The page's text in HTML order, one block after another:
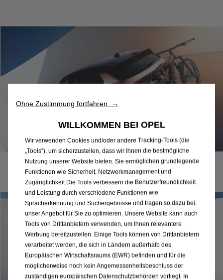
Opel Original Zubehör
Ohne Zustimmung fortfahren →
WILLKOMMEN BEI OPEL
Wir verwenden Cookies und/oder andere Tracking-Tools (die
„Tools“), um sicherzustellen, dass wir Ihnen die bestmögliche
Nutzung unserer Website bieten. Sie ermöglichen grundlegende
Funktionen wie Sicherheit, Netzwerkmanagement und
Zugänglichkeit.Die Tools verbessern die Benutzerfreundlichkeit
und Leistung durch verschiedene Funktionen wie
Spracherkennung und Suchergebnisse und tragen so dazu bei,
unser Angebot für Sie zu optimieren. Unsere Website kann auch
Tools von Drittanbietern verwenden, um Ihnen relevantere
Werbung bereitzustellen. Einige Tools können von Drittanbietern
verarbeitet werden, die sich in Ländern außerhalb des
Europäischen Wirtschaftsraums (EWR) befinden und für die
möglicherweise noch kein Angemessenheitsbeschluss der
zuständigen europäischen Datenschutzbehörden vorliegt. In